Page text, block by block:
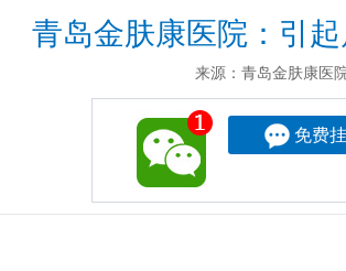
青岛金肤康医院：引
来源：青岛金肤康医
免费